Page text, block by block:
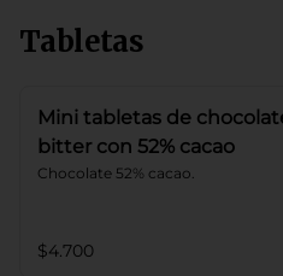
Tabletas
Mini tabletas de
bitter con 52% cacao
Chocolate 52% cacao.
$4.700